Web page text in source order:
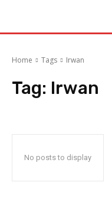
Home Tags Irwan
Tag: Irwan
No posts to display